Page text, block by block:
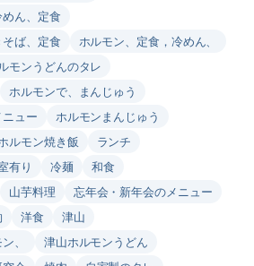
ん、定食
ば、定食
ホルモン、定食，冷めん、
モンうどんのタレ
ホルモンで、まんじゅう
ュー
ホルモンまんじゅう
ルモン焼き飯
ランチ
有り 冷麺
和食
山芋料理
忘年会・新年会のメニュー
洋食
津山
、
津山ホルモンうどん